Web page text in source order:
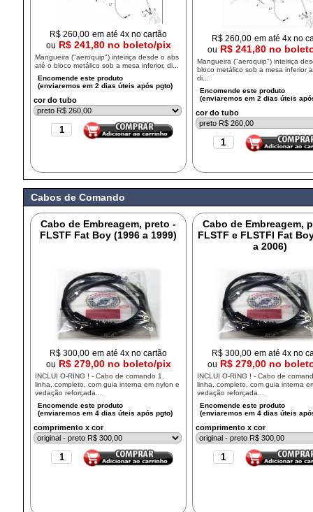
R$260,00 em até 4x no cartão
ou R$ 241,80 no boleto/pix
Mangueira ("aeroquip") inteiriça desde o abs
até o bloco metálico sob a mesa inferior, di...
cor do tubo
R$ 260,00 em até 4x no
ou R$ 241,80 no
Mangueira ("aeroquip") inteiriça
bloco metálico sob a mesa inferior
di...
cor do tubo
Cabos de Comando
Cabo de Embreagem, preto -
FLSTF Fat Boy (1996 a 1999)
R$300,00 em até 4x no cartão
ou R$ 279,00 no boleto/pix
INCLUI O-RING ! - Cabo de comando 1.
linha, completo, com guia interna em nylon e
vedação reforçada...
comprimento x cor
Cabo de Embreagem,
FLSTF e FLSTFI Fat
a 2006)
R$ 300,00 em até 4x no
ou R$ 279,00 no
INCLUI O-RING ! - Cabo de
linha, completo, com guia interna
vedação reforçada...
comprimento x cor